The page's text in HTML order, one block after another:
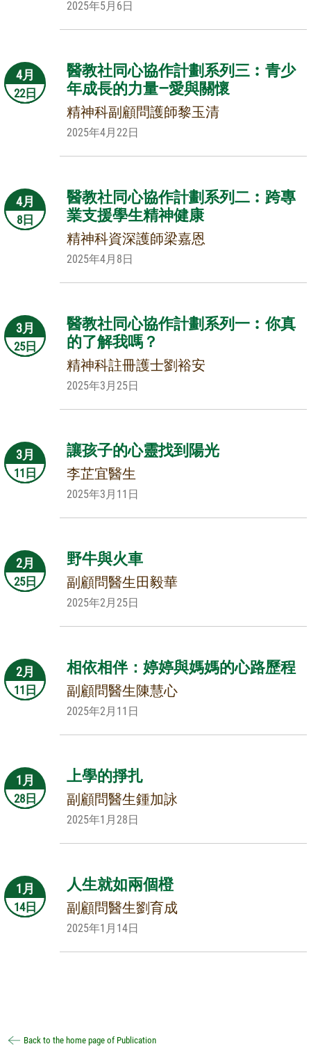
2025年5月6日
4月
22日
醫教社同心協作計劃系列三︰青少
年成長的力量—愛與關懷
精神科副顧問護師黎玉清
2025年4月22日
4月
8日
醫教社同心協作計劃系列二︰跨專
業支援學生精神健康
精神科資深護師梁嘉恩
2025年4月8日
3月
25日
醫教社同心協作計劃系列一︰你真
的了解我嗎？
精神科註冊護士劉裕安
2025年3月25日
3月
11日
讓孩子的心靈找到陽光
李芷宜醫生
2025年3月11日
2月
25日
野牛與火車
副顧問醫生田毅華
2025年2月25日
2月
11日
相依相伴：婷婷與媽媽的心路歷程
副顧問醫生陳慧心
2025年2月11日
1月
28日
上學的掙扎
副顧問醫生鍾加詠
2025年1月28日
1月
14日
人生就如兩個橙
副顧問醫生劉育成
2025年1月14日
Back to the home page of Publication